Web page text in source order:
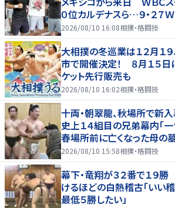
０位カルデナスら…９・２７Ｗ
井上拓真と再戦
2026/08/10 16:08相撲・格闘技
大相撲の冬巡業は１２月１９
市で開催決定！ ８月１５日
ケット先行販売も
2026/08/10 16:02相撲・格闘技
十両・朝翠龍、秋場所で新
史上１４組目の兄弟幕内「
春場所前に亡くなった母の
2026/08/10 15:58相撲・格闘技
幕下・竜翔が３２番で１９
けるほどの白熱稽古「いい
最低５勝したい」